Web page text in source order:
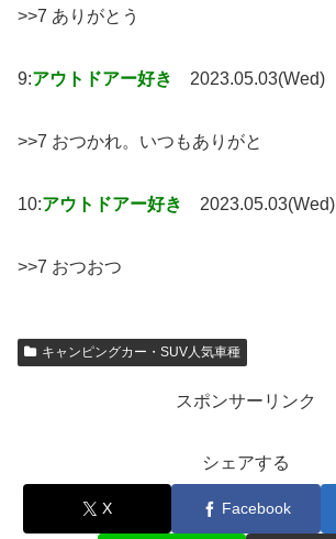
>>7 ありがとう
9:アウトドアー好き 2023.05.03(Wed)
>>7 おつかれ。いつもありがと
10:アウトドアー好き 2023.05.03(Wed)
>>7 おつおつ
キャンピングカー・SUV人気車種
スポンサーリンク
シェアする
X Facebook